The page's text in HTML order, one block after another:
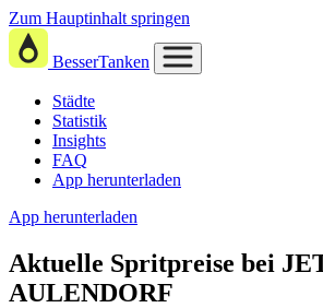
Zum Hauptinhalt springen
BesserTanken
Städte
Statistik
Insights
FAQ
App herunterladen
App herunterladen
Aktuelle Spritpreise bei
AULENDORF